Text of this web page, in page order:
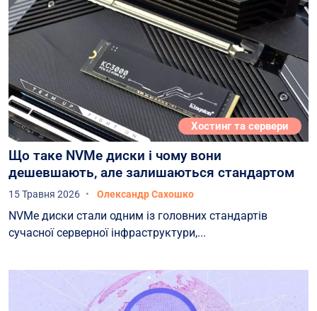
Хостинг та сервери
Що таке NVMe диски і чому вони
дешевшають, але залишаються стандартом
15 Травня 2026 Олександр Сахошко
NVMe диски стали одним із головних стандартів
сучасної серверної інфраструктури,...